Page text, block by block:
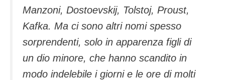
Manzoni, Dostoevskij, Tolstoj, Proust,
Kafka. Ma ci sono altri nomi spesso
sorprendenti, solo in apparenza figli di
un dio minore, che hanno scandito in
modo indelebile i giorni e le ore di molti